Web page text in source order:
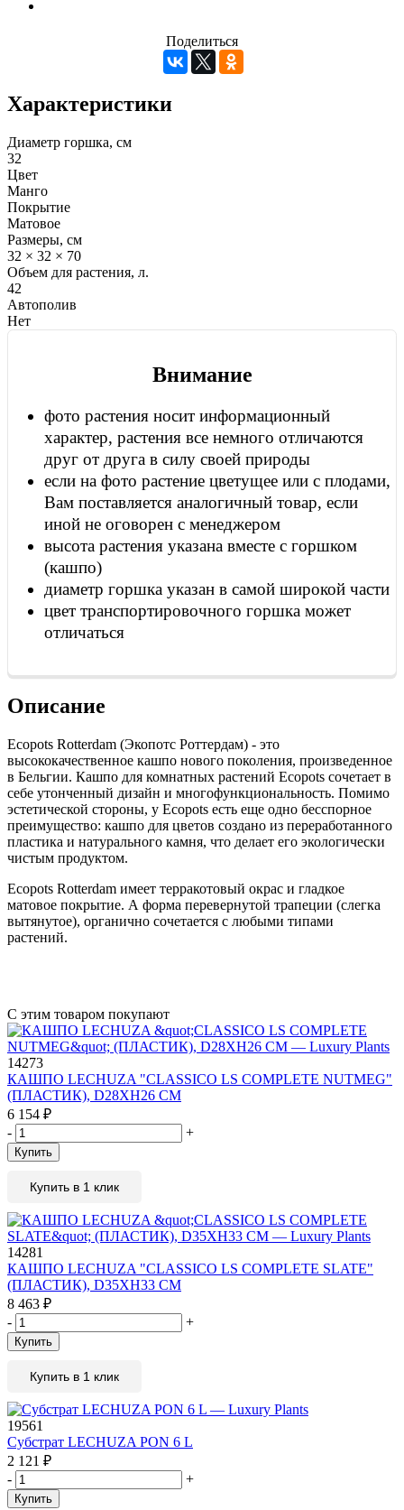
Поделиться
Характеристики
Диаметр горшка, см
32
Цвет
Манго
Покрытие
Матовое
Размеры, см
32 × 32 × 70
Объем для растения, л.
42
Автополив
Нет
Внимание
фото растения носит информационный
характер, растения все немного отличаются
друг от друга в силу своей природы
если на фото растение цветущее или с плодами,
Вам поставляется аналогичный товар, если
иной не оговорен с менеджером
высота растения указана вместе с горшком
(кашпо)
диаметр горшка указан в самой широкой части
цвет транспортировочного горшка может
отличаться
Описание
Ecopots Rotterdam (Экопотс Роттердам) - это
высококачественное кашпо нового поколения, произведенное
в Бельгии. Кашпо для комнатных растений Ecopots сочетает в
себе утонченный дизайн и многофункциональность. Помимо
эстетической стороны, у Ecopots есть еще одно бесспорное
преимущество: кашпо для цветов создано из переработанного
пластика и натурального камня, что делает его экологически
чистым продуктом.
Ecopots Rotterdam имеет терракотовый окрас и гладкое
матовое покрытие. А форма перевернутой трапеции (слегка
вытянутое), органично сочетается с любыми типами
растений.
С этим товаром покупают
14273
КАШПО LECHUZA "CLASSICO LS COMPLETE NUTMEG"
(ПЛАСТИК), D28XH26 СМ
6 154 ₽
-
+
Купить
Купить в 1 клик
14281
КАШПО LECHUZA "CLASSICO LS COMPLETE SLATE"
(ПЛАСТИК), D35XH33 СМ
8 463 ₽
-
+
Купить
Купить в 1 клик
19561
Субстрат LECHUZA PON 6 L
2 121 ₽
-
+
Купить